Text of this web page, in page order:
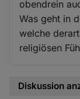
obendrein
Was geht in
welche
religiösen
Diskussion